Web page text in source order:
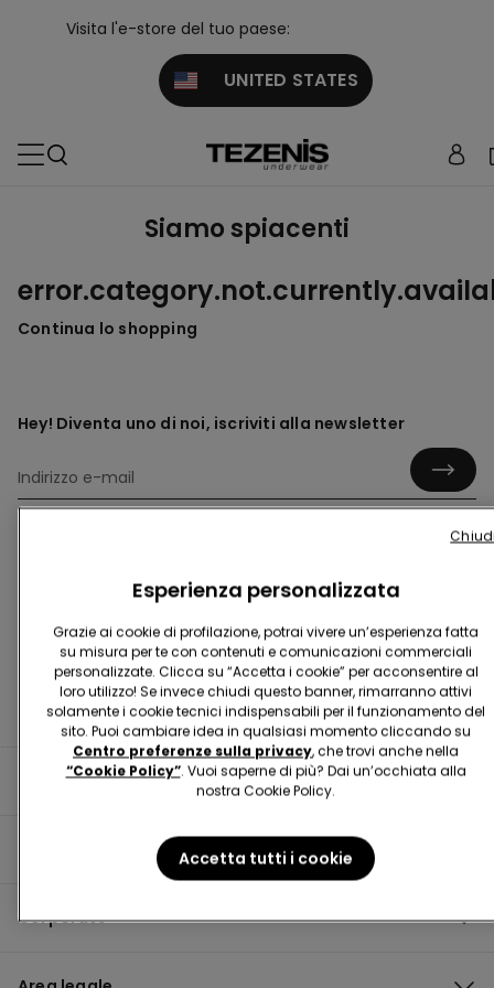
Visita l'e-store del tuo paese:
UNITED STATES
Siamo spiacenti
Continua lo shopping
Hey! Diventa uno di noi, iscriviti alla newsletter
Informazioni utili
Guida al prodotto
Corporate
Esperienza personalizzata
Grazie ai cookie di profilazione, potrai vivere un’esperienza fatta
su misura per te con contenuti e comunicazioni commerciali
personalizzate. Clicca su “Accetta i cookie” per acconsentire al
loro utilizzo! Se invece chiudi questo banner, rimarranno attivi
solamente i cookie tecnici indispensabili per il funzionamento del
sito. Puoi cambiare idea in qualsiasi momento cliccando su
Centro preferenze sulla privacy, che trovi anche nella
“Cookie Policy”. Vuoi saperne di più? Dai un’occhiata alla
nostra Cookie Policy.
Accetta tutti i cookie